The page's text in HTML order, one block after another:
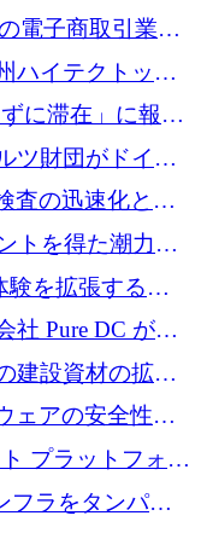
5,000 万ドルを
電子商取引業務
るために 200
ハイテクトップ
に滞在」に報酬
ツ財団がドイツ
に2,000万ユー
ち上げる
査の迅速化と抗
万ポンドを寄付
トを得た潮力発
万ポンドを調
験を拡張するた
社 Pure DC が欧
を確保
建設資材の拡大
ェアの安全性を
調達
プラットフォー
ルを調達
フラをタンパク